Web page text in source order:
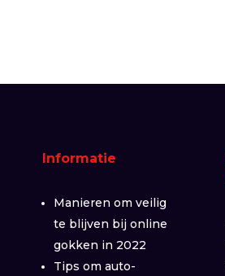
Informatie
Manieren om veilig
te blijven bij online
gokken in 2022
Tips om auto-